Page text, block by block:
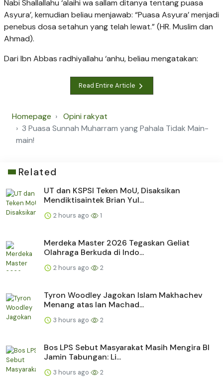
Nabi Shallallahu ‘alaihi wa sallam ditanya tentang puasa
Asyura’, kemudian beliau menjawab: “Puasa Asyura’ menjadi
penebus dosa setahun yang telah lewat.” (HR. Muslim dan
Ahmad).
Dari Ibn Abbas radhiyallahu ‘anhu, beliau mengatakan:
Read Entire Article
Homepage
Opini rakyat
3 Puasa Sunnah Muharram yang Pahala Tidak Main-
main!
Related
UT dan KSPSI Teken MoU, Disaksikan
Mendiktisaintek Brian Yul...
2 hours ago 1
Merdeka Master 2026 Tegaskan Geliat
Olahraga Berkuda di Indo...
2 hours ago 2
Tyron Woodley Jagokan Islam Makhachev
Menang atas Ian Machad...
3 hours ago 2
Bos LPS Sebut Masyarakat Masih Mengira BI
Jamin Tabungan: Li...
3 hours ago 2